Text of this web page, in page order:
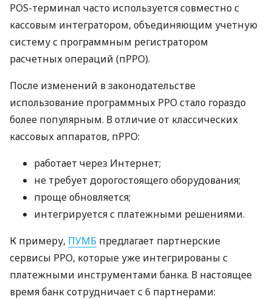
POS-терминал часто используется совместно с
кассовым интегратором, объединяющим учетную
систему с программным регистратором
расчетных операций (пРРО).
После изменений в законодательстве
использование программных РРО стало гораздо
более популярным. В отличие от классических
кассовых аппаратов, пРРО:
работает через Интернет;
не требует дорогостоящего оборудования;
проще обновляется;
интегрируется с платежными решениями.
К примеру, ПУМБ предлагает партнерские
сервисы РРО, которые уже интегрированы с
платежными инструментами банка. В настоящее
время банк сотрудничает с 6 партнерами: